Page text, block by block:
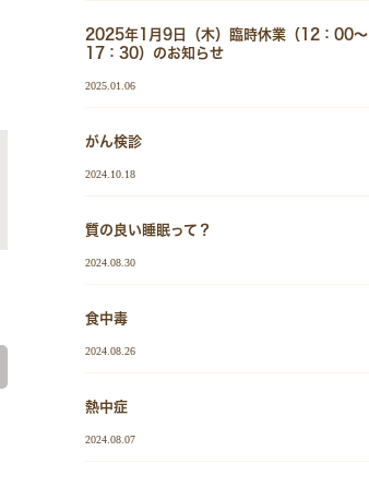
2025年1月9日（木）臨時休業（12：00～
17：30）のお知らせ
2025.01.06
がん検診
2024.10.18
質の良い睡眠って？
2024.08.30
食中毒
2024.08.26
熱中症
2024.08.07